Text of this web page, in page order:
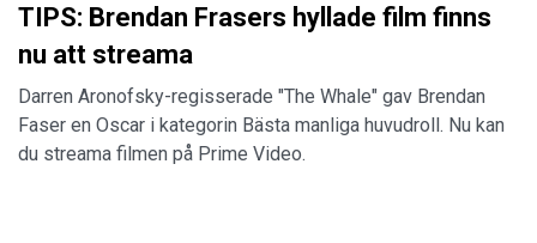
TIPS: Brendan Frasers hyllade film finns
nu att streama
Darren Aronofsky-regisserade "The Whale" gav Brendan
Faser en Oscar i kategorin Bästa manliga huvudroll. Nu kan
du streama filmen på Prime Video.